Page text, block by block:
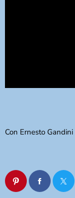
Con Ernesto Gandini